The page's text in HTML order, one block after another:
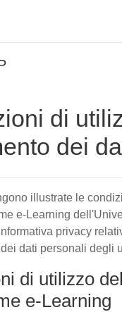
di
dei
illustrate le
e-Learning
privacy
dati personali degli
di utilizzo
e-Learning